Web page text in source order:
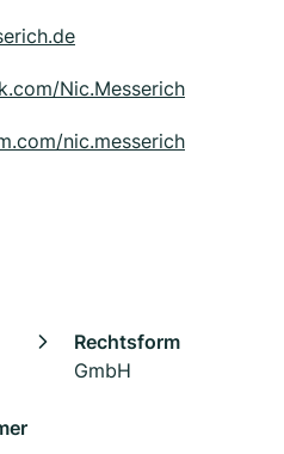
Nic.Messerich
nic.messerich
Rechtsform
GmbH